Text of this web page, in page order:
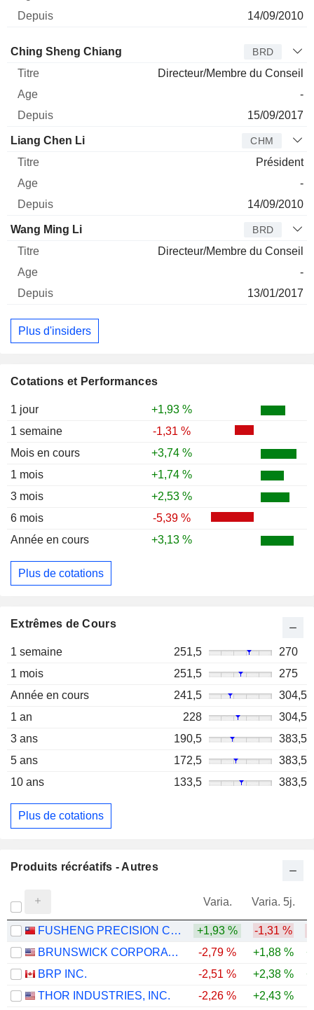
Cotations et Performances
1 jour
+1,93 %
1 semaine
-1,31 %
Mois en cours
+3,74 %
1 mois
+1,74 %
3 mois
+2,53 %
6 mois
-5,39 %
Année en cours
+3,13 %
Plus de cotations
Extrêmes de Cours
1 semaine 251,5
270
1 mois
251,5
275
Année en cours
241,5
304,5
1 an
228
304,5
3 ans
190,5
383,5
5 ans
172,5
383,5
10 ans
133,5 383,5
Plus de cotations
14/09/2010
Administrateur Titre Age
Ching Sheng Chiang BRD
Directeur/Membre du Conseil
-
15/09/2017
Liang Chen Li CHM
Président
-
14/09/2010
Wang Ming Li BRD
Directeur/Membre du Conseil
-
13/01/2017
Plus d'insiders
Produits récréatifs - Autres
Varia. Varia. 5j.
FUSHENG PRECISION CO., LTD. +1,93 % -1,31 %
BRUNSWICK CORPORATION
-2,79 % +1,88 %
BRP INC.
-2,51 % +2,38 %
THOR INDUSTRIES, INC.
-2,26 % +2,43 %